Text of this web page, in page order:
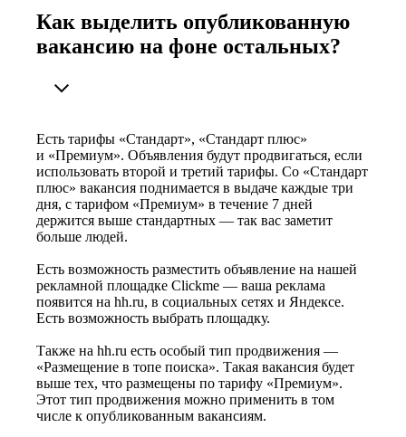
Как выделить опубликованную
вакансию на фоне остальных?
Есть тарифы «Стандарт», «Стандарт плюс»
и «Премиум». Объявления будут продвигаться, если
использовать второй и третий тарифы. Со «Стандарт
плюс» вакансия поднимается в выдаче каждые три
дня, с тарифом «Премиум» в течение 7 дней
держится выше стандартных — так вас заметит
больше людей.
Есть возможность разместить объявление на нашей
рекламной площадке Clickme — ваша реклама
появится на hh.ru, в социальных сетях и Яндексе.
Есть возможность выбрать площадку.
Также на hh.ru есть особый тип продвижения —
«Размещение в топе поиска». Такая вакансия будет
выше тех, что размещены по тарифу «Премиум».
Этот тип продвижения можно применить в том
числе к опубликованным вакансиям.